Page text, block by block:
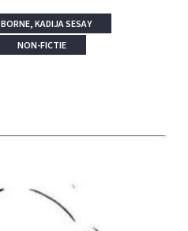
KADIJA SESAY
NON-FICTIE